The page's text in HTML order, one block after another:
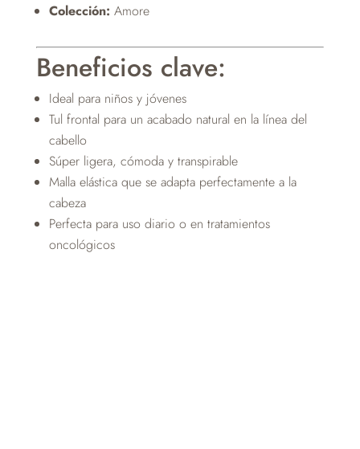
Colección: Amore
Beneficios clave:
Ideal para niños y jóvenes
Tul frontal para un acabado natural en la línea del
cabello
Súper ligera, cómoda y transpirable
Malla elástica que se adapta perfectamente a la
cabeza
Perfecta para uso diario o en tratamientos
oncológicos